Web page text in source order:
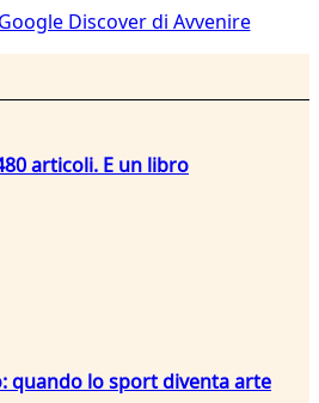
Discover di Avvenire
articoli. E un libro
quando lo sport diventa arte